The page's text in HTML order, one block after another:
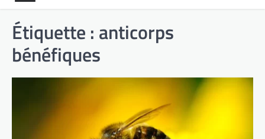
Étiquette : anticorps
bénéfiques